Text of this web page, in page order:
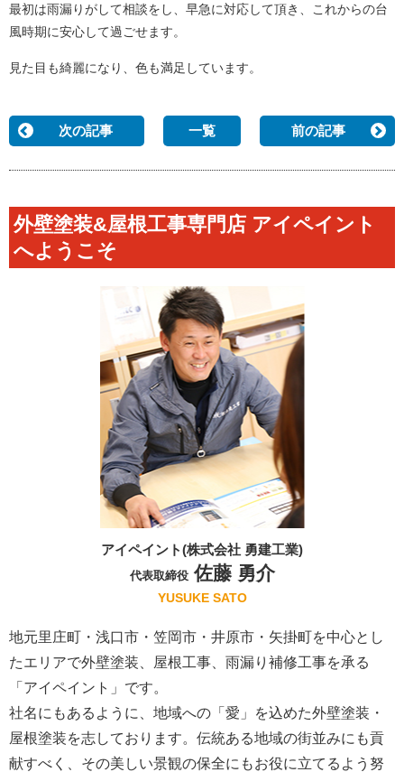
最初は雨漏りがして相談をし、早急に対応して頂き、これからの台
風時期に安心して過ごせます。
見た目も綺麗になり、色も満足しています。
次の記事 一覧 前の記事
外壁塗装&屋根工事専門店 アイペイント
へようこそ
アイペイント(株式会社 勇建工業)
代表取締役佐藤 勇介
YUSUKE SATO
地元里庄町・浅口市・笠岡市・井原市・矢掛町を中心とし
たエリアで外壁塗装、屋根工事、雨漏り補修工事を承る
「アイペイント」です。
社名にもあるように、地域への「愛」を込めた外壁塗装・
屋根塗装を志しております。伝統ある地域の街並みにも貢
献すべく、その美しい景観の保全にもお役に立てるよう努